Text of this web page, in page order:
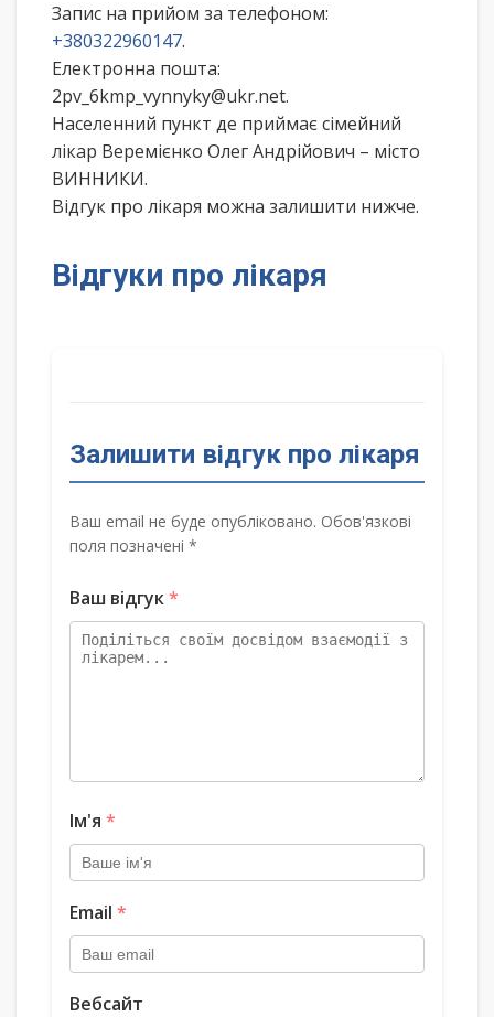
Запис на прийом за телефоном:
+380322960147.
Електронна пошта:
2pv_6kmp_vynnyky@ukr.net.
Населенний пункт де приймає сімейний
лікар Веремієнко Олег Андрійович – місто
ВИННИКИ.
Відгук про лікаря можна залишити нижче.
Відгуки про лікаря
Залишити відгук про лікаря
Ваш email не буде опубліковано. Обов'язкові
поля позначені *
Ваш відгук*
Ім'я *
Email *
Вебсайт